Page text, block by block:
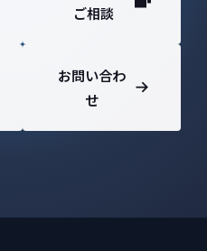
ご相談
お問い合わ
せ